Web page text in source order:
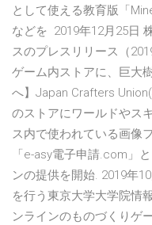
として使える教育版「
などを 2019年12月25日
スのプレスリリース（
ゲーム内ストアに、巨大
へ】Japan Crafters
のストアにワールドやス
ス内で使われている画像
「e-asy電子申請.com」
ンの提供を開始. 2019年
を行う東京大学大学院情
ンラインのものづくりゲ